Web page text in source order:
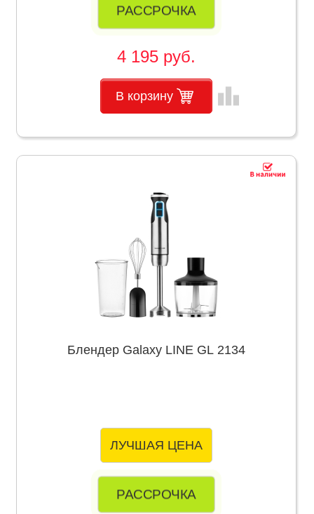
РАССРОЧКА
4 195 руб.
В корзину leaderboard
Блендер Galaxy LINE GL 2134
ЛУЧШАЯ ЦЕНА
РАССРОЧКА